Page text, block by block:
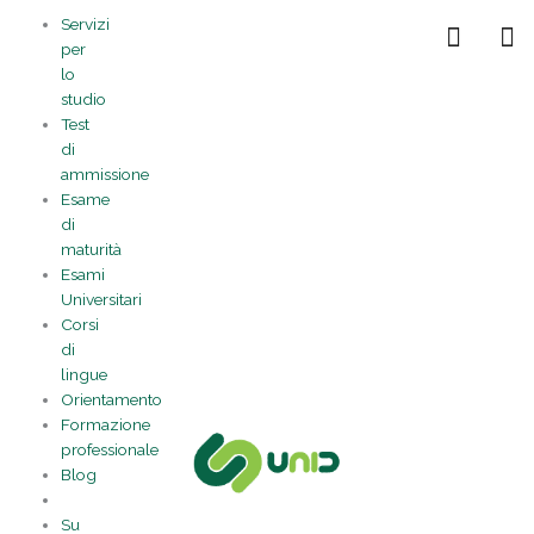
contenuto
Servizi
per
lo
studio
Test
di
ammissione
Esame
di
maturità
Esami
Universitari
Corsi
di
lingue
Orientamento
Formazione
professionale
Blog
Su